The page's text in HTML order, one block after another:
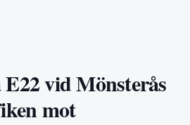
vid Mönsterås
mot